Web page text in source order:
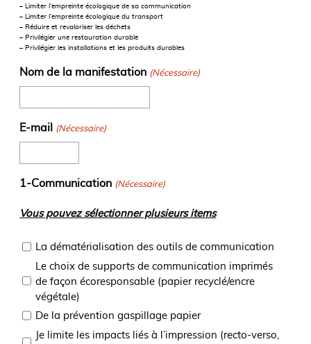
– Limiter l’empreinte écologique de sa communication
– Limiter l’empreinte écologique du transport
– Réduire et revaloriser les déchets
– Privilégier une restauration durable
– Privilégier les installations et les produits durables
Nom de la manifestation (Nécessaire)
E-mail (Nécessaire)
1-Communication (Nécessaire)
Vous pouvez sélectionner plusieurs items
La dématérialisation des outils de communication
Le choix de supports de communication imprimés
de façon écoresponsable (papier recyclé/encre
végétale)
De la prévention gaspillage papier
Je limite les impacts liés à l’impression (recto-verso,